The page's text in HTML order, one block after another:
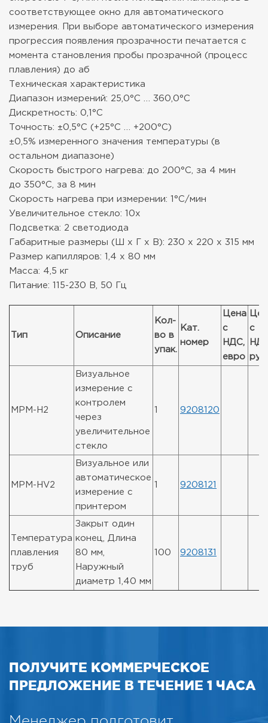
соответствующее окно для автоматического
измерения. При выборе автоматического измерения
прогрессия появления прозрачности печатается с
момента становления пробы прозрачной (процесс
плавления) до аб
Техническая характеристика
Диапазон измерений: 25,0°C … 360,0°C
Дискретность: 0,1°C
Точность: ±0,5°C (+25°C … +200°C)
±0,5% измеренного значения температуры (в
остальном диапазоне)
Скорость быстрого нагрева: до 200°C, за 4 мин
до 350°C, за 8 мин
Скорость нагрева при измерении: 1°C/мин
Увеличительное стекло: 10x
Подсветка: 2 светодиода
Габаритные размеры (Ш x Г x В): 230 x 220 x 315 мм
Размер капилляров: 1,4 x 80 мм
Масса: 4,5 кг
Питание: 115-230 В, 50 Гц
Тип Описание
Кол-
во в
упак.
Кат.
номер
Цена
с
НДС,
евро
с
руб
MPM-H2
Визуальное
измерение с
контролем
через
увеличительное
стекло
1 9208120
MPM-HV2
Визуальное или
автоматическое
измерение с
принтером
1 9208121
Температура
плавления
труб
Закрыт один
конец, Длина
80 мм,
Наружный
диаметр 1,40 мм
100 9208131
ПОЛУЧИТЕ КОММЕРЧЕСКОЕ
ПРЕДЛОЖЕНИЕ В ТЕЧЕНИЕ 1 ЧАСА